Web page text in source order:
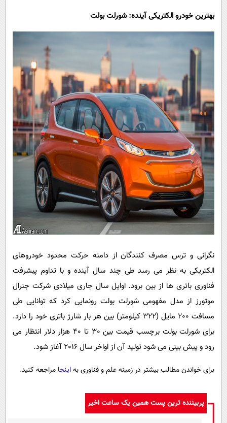
بهترین خودرو الکتریکی آینده: شورلت بولت
نگرانی و ترس مصرف کنندگان از دامنه حرکت محدود خودروهای
الکتریکی به نظر می رسد طی چند سال آینده و با تداوم پیشرفت
فناوری باتری ها از بین برود. اوایل سال جاری میلادی شرکت جنرال
موتورز از مدل مفهومی شورلت بولت رونمایی کرد که توانایی طی
مسافت 200 مایل (322 کیلومتر) بین هر بار شارژ باتری خود را دارد.
برای شورلت بولت برچسب قیمت بین 30 تا 40 هزار دلار انتظار می
رود و پیش بینی می شود تولید آن از اواخر سال 2016 آغاز شود.
برای خواندن مطالب بیشتر در زمینه علم و فناوری بهاینجا مراجعه کنید.
پربیننده ترین پست همین یک ساعت اخیر